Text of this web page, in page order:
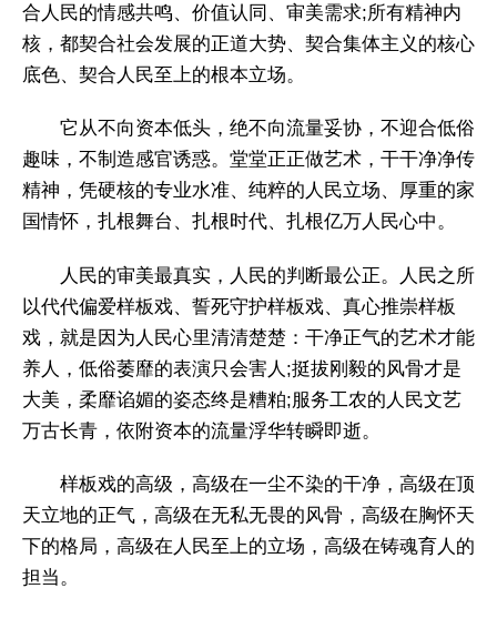
合人民的情感共鸣、价值认同、审美需求;所有精神内
核，都契合社会发展的正道大势、契合集体主义的核心
底色、契合人民至上的根本立场。
它从不向资本低头，绝不向流量妥协，不迎合低俗
趣味，不制造感官诱惑。堂堂正正做艺术，干干净净传
精神，凭硬核的专业水准、纯粹的人民立场、厚重的家
国情怀，扎根舞台、扎根时代、扎根亿万人民心中。
人民的审美最真实，人民的判断最公正。人民之所
以代代偏爱样板戏、誓死守护样板戏、真心推崇样板
戏，就是因为人民心里清清楚楚：干净正气的艺术才能
养人，低俗萎靡的表演只会害人;挺拔刚毅的风骨才是
大美，柔靡谄媚的姿态终是糟粕;服务工农的人民文艺
万古长青，依附资本的流量浮华转瞬即逝。
样板戏的高级，高级在一尘不染的干净，高级在顶
天立地的正气，高级在无私无畏的风骨，高级在胸怀天
下的格局，高级在人民至上的立场，高级在铸魂育人的
担当。